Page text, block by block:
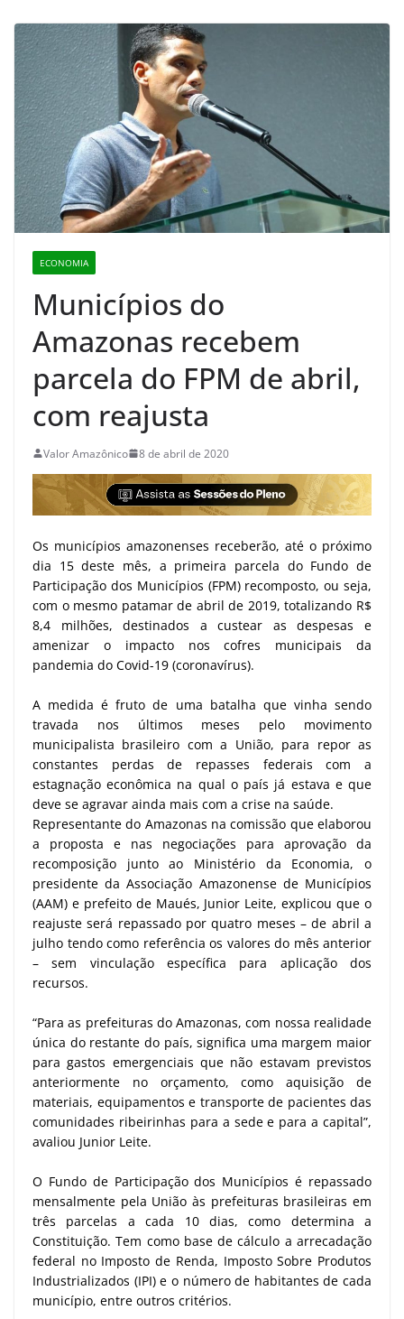
ECONOMIA
Municípios do
Amazonas recebem
parcela do FPM de abril,
com reajusta
Valor Amazônico 8 de abril de 2020
Os municípios amazonenses receberão, até o próximo
dia 15 deste mês, a primeira parcela do Fundo de
Participação dos Municípios (FPM) recomposto, ou seja,
com o mesmo patamar de abril de 2019, totalizando R$
8,4 milhões, destinados a custear as despesas e
amenizar o impacto nos cofres municipais da
pandemia do Covid-19 (coronavírus).
A medida é fruto de uma batalha que vinha sendo
travada nos últimos meses pelo movimento
municipalista brasileiro com a União, para repor as
constantes perdas de repasses federais com a
estagnação econômica na qual o país já estava e que
deve se agravar ainda mais com a crise na saúde.
Representante do Amazonas na comissão que elaborou
a proposta e nas negociações para aprovação da
recomposição junto ao Ministério da Economia, o
presidente da Associação Amazonense de Municípios
(AAM) e prefeito de Maués, Junior Leite, explicou que o
reajuste será repassado por quatro meses – de abril a
julho tendo como referência os valores do mês anterior
– sem vinculação específica para aplicação dos
recursos.
“Para as prefeituras do Amazonas, com nossa realidade
única do restante do país, significa uma margem maior
para gastos emergenciais que não estavam previstos
anteriormente no orçamento, como aquisição de
materiais, equipamentos e transporte de pacientes das
comunidades ribeirinhas para a sede e para a capital”,
avaliou Junior Leite.
O Fundo de Participação dos Municípios é repassado
mensalmente pela União às prefeituras brasileiras em
três parcelas a cada 10 dias, como determina a
Constituição. Tem como base de cálculo a arrecadação
federal no Imposto de Renda, Imposto Sobre Produtos
Industrializados (IPI) e o número de habitantes de cada
município, entre outros critérios.